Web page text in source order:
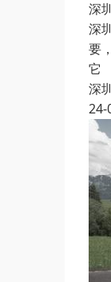
深
深
要
它
深
24-